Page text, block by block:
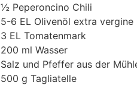
½ Peperoncino Chili
5-6 EL Olivenöl extra vergine
3 EL Tomatenmark
200 ml Wasser
Salz und Pfeffer aus der
500 g Tagliatelle